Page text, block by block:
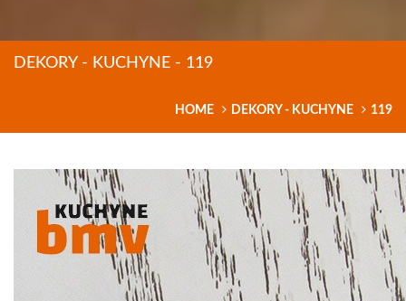
DEKORY - KUCHYNE - 119
HOME DEKORY - KUCHYNE 119